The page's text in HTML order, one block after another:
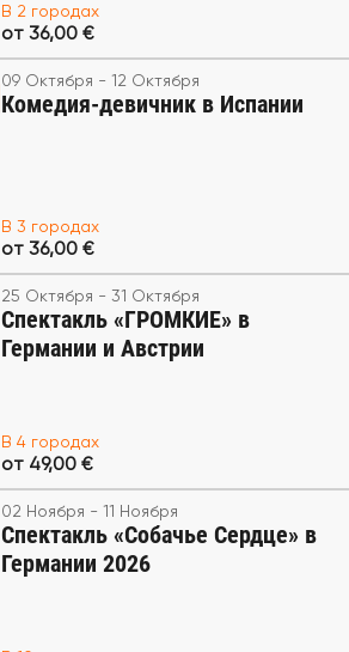
В 2 городах
от 36,00 €
09 Октября - 12 Октября
Комедия-девичник в Испании
В 3 городах
от 36,00 €
25 Октября - 31 Октября
Спектакль «ГРОМКИЕ» в
Германии и Австрии
В 4 городах
от 49,00 €
02 Ноября - 11 Ноября
Спектакль «Собачье Сердце» в
Германии 2026